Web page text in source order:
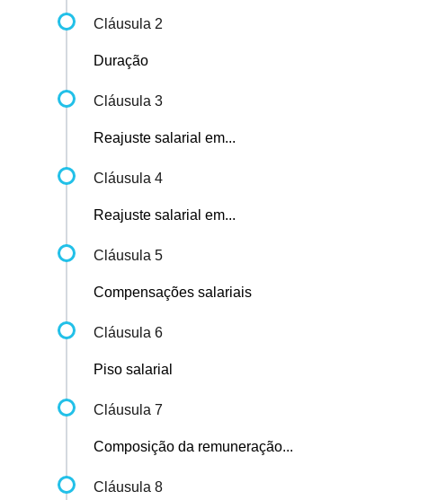
Cláusula 2
Duração
Cláusula 3
Reajuste salarial em...
Cláusula 4
Reajuste salarial em...
Cláusula 5
Compensações salariais
Cláusula 6
Piso salarial
Cláusula 7
Composição da remuneração...
Cláusula 8